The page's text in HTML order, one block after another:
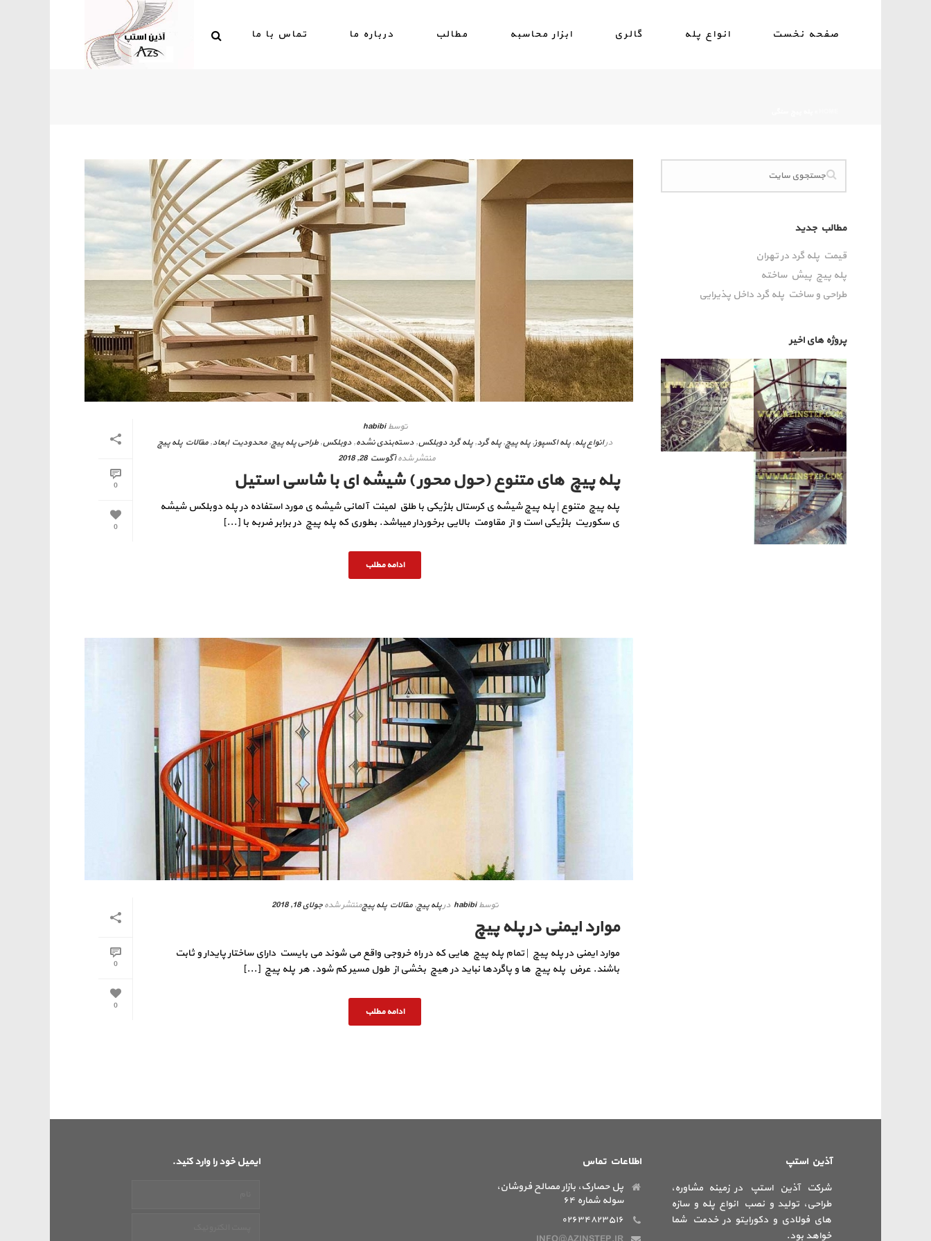
صفحه نخست انواع پله گالری ابزار محاسبه مطالب درباره ما تماس با ما
0
0
توسط habibi
درانواع پله,پله اکسپوز,پله پیچ,پله گرد,پله گرد دوبلکس,دسته‌بندی نشده,دوبلکس,طراحی پله پیچ,محدودیت ابعاد,مقالات پله پیچ
منتشر شده آگوست 28, 2018
پله پیچ های متنوع (حول محور ) شیشه ای با شاسی استیل
پله پیچ متنوع | پله پیچ شیشه ی کرستال بلژیکی با طلق لمینت آلمانی شیشه ی مورد استفاده در پله دوبلکس شیشه
ی سکوریت بلژیکی است و از مقاومت بالایی برخوردار میباشد. بطوری که پله پیچ در برابر ضربه با [...]
ادامه مطلب
0
0
توسط habibi درپله پیچ,مقالات پله پیچمنتشر شده جولای 18, 2018
موارد ایمنی در پله پیچ
موارد ایمنی در پله پیچ‌ | تمام پله پیچ هایی که در راه خروجی واقع می شوند می بایست دارای ساختار پایدار و ثابت
باشند. عرض پله‌ پیچ ها و پاگردها نباید در هیچ بخشی از طول مسیر کم شود. هر پله پیچ [...]
ادامه مطلب
مطالب جدید
قیمت پله گرد در تهران
پله پیچ پیش‌ ساخته
طراحی و ساخت پله گرد داخل پذیرایی
پروژه های اخیر
ایمیل خود را وارد کنید.
اطلاعات تماس
پل حصارک، بازار مصالح فروشان،
سوله شماره ۶۴
۰۲۶۳۴۸۲۳۵۱۶
آذین استپ
شرکت آذین استپ در زمینه مشاوره،
طراحی، تولید و نصب انواع پله و سازه
های فولادی و دکورایتو در خدمت شما
خواهد بود.